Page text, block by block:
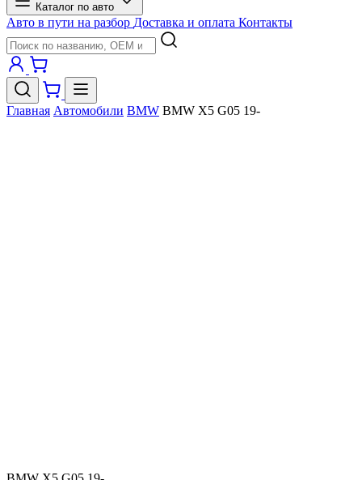
Каталог по авто
Авто в пути на разбор Доставка и оплата Контакты
Главная Автомобили BMW BMW X5 G05 19-